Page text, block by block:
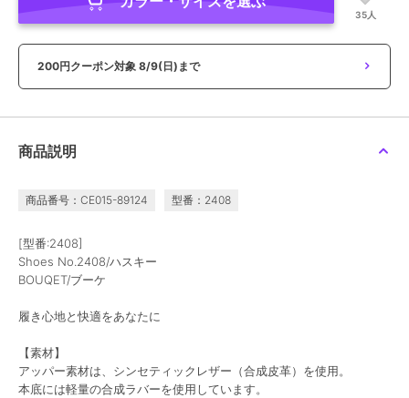
35人
200円クーポン対象 8/9(日)まで
商品説明
商品番号：CE015-89124 型番：2408
[型番:2408]
Shoes No.2408/ハスキー
BOUQET/ブーケ
履き心地と快適をあなたに
【素材】
アッパー素材は、シンセティックレザー（合成皮革）を使用。
本底には軽量の合成ラバーを使用しています。